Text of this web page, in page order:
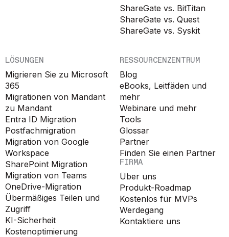
ShareGate vs. BitTitan
ShareGate vs. Quest
ShareGate vs. Syskit
LÖSUNGEN
Migrieren Sie zu Microsoft
365
Migrationen von Mandant
zu Mandant
Entra ID Migration
Postfachmigration
Migration von Google
Workspace
SharePoint Migration
Migration von Teams
OneDrive-Migration
Übermäßiges Teilen und
Zugriff
KI-Sicherheit
Kostenoptimierung
RESSOURCENZENTRUM
Blog
eBooks, Leitfäden und
mehr
Webinare und mehr
Tools
Glossar
Partner
Finden Sie einen Partner
FIRMA
Über uns
Produkt-Roadmap
Kostenlos für MVPs
Werdegang
Kontaktiere uns